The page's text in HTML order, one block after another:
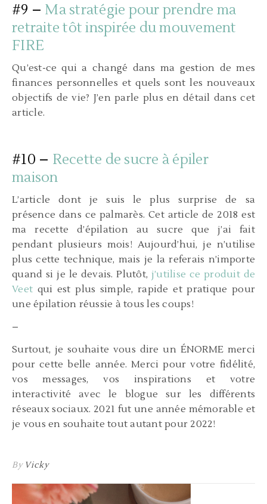
#9 – Ma stratégie pour prendre ma
retraite tôt inspirée du mouvement
FIRE
Qu’est-ce qui a changé dans ma gestion de mes
finances personnelles et quels sont les nouveaux
objectifs de vie? J’en parle plus en détail dans cet
article.
#10 – Recette de sucre à épiler
maison
L’article dont je suis le plus surprise de sa
présence dans ce palmarès. Cet article de 2018 est
ma recette d’épilation au sucre que j’ai fait
pendant plusieurs mois! Aujourd’hui, je n’utilise
plus cette technique, mais je la referais n’importe
quand si je le devais. Plutôt, j’utilise ce produit de
Veet qui est plus simple, rapide et pratique pour
une épilation réussie à tous les coups!
–
Surtout, je souhaite vous dire un ÉNORME merci
pour cette belle année. Merci pour votre fidélité,
vos messages, vos inspirations et votre
interactivité avec le blogue sur les différents
réseaux sociaux. 2021 fut une année mémorable et
je vous en souhaite tout autant pour 2022!
By Vicky